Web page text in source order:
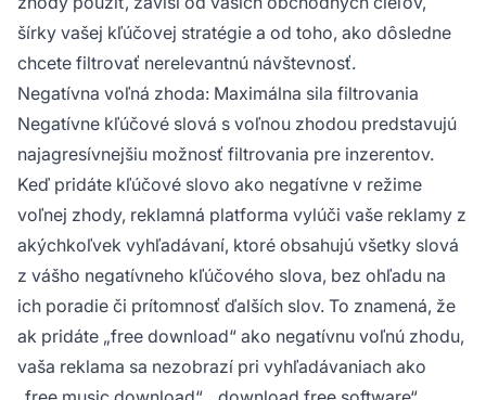
šírky vašej kľúčovej stratégie a od toho, ako dôsledne
chcete filtrovať nerelevantnú návštevnosť.
Negatívna voľná zhoda: Maximálna sila filtrovania
Negatívne kľúčové slová s voľnou zhodou predstavujú
najagresívnejšiu možnosť filtrovania pre inzerentov.
Keď pridáte kľúčové slovo ako negatívne v režime
voľnej zhody, reklamná platforma vylúči vaše reklamy z
akýchkoľvek vyhľadávaní, ktoré obsahujú všetky slová
z vášho negatívneho kľúčového slova, bez ohľadu na
ich poradie či prítomnosť ďalších slov. To znamená, že
ak pridáte „free download“ ako negatívnu voľnú zhodu,
vaša reklama sa nezobrazí pri vyhľadávaniach ako